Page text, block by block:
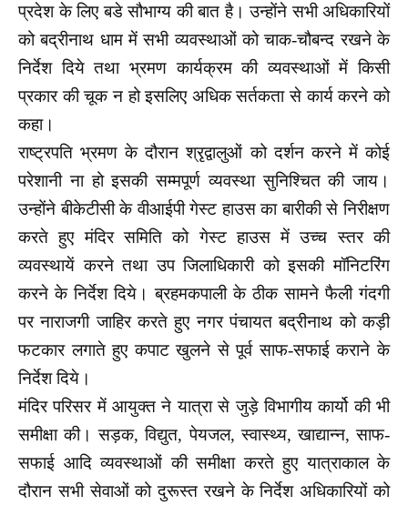
प्रदेश के लिए बडे सौभाग्य की बात है। उन्होंने सभी अधिकारियों
को बद्रीनाथ धाम में सभी व्यवस्थाओं को चाक-चौबन्द रखने के
निर्देश दिये तथा भ्रमण कार्यक्रम की व्यवस्थाओं में किसी
प्रकार की चूक न हो इसलिए अधिक सर्तकता से कार्य करने को
कहा।
राष्ट्रपति भ्रमण के दौरान श्रृद्वालुओं को दर्शन करने में कोई
परेशानी ना हो इसकी सम्मपूर्ण व्यवस्था सुनिश्चित की जाय।
उन्होंने बीकेटीसी के वीआईपी गेस्ट हाउस का बारीकी से निरीक्षण
करते हुए मंदिर समिति को गेस्ट हाउस में उच्च स्तर की
व्यवस्थायें करने तथा उप जिलाधिकारी को इसकी मॉनिटरिंग
करने के निर्देश दिये। ब्रहमकपाली के ठीक सामने फैली गंदगी
पर नाराजगी जाहिर करते हुए नगर पंचायत बद्रीनाथ को कड़ी
फटकार लगाते हुए कपाट खुलने से पूर्व साफ-सफाई कराने के
निर्देश दिये।
मंदिर परिसर में आयुक्त ने यात्रा से जुड़े विभागीय कार्यो की भी
समीक्षा की। सड़क, विद्युत, पेयजल, स्वास्थ्य, खाद्यान्न, साफ-
सफाई आदि व्यवस्थाओं की समीक्षा करते हुए यात्राकाल के
दौरान सभी सेवाओं को दुरूस्त रखने के निर्देश अधिकारियों को